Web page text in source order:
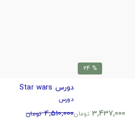
% 24
3,437,000 تومان
دورس Star wars
دورس
4,510,000 تومان